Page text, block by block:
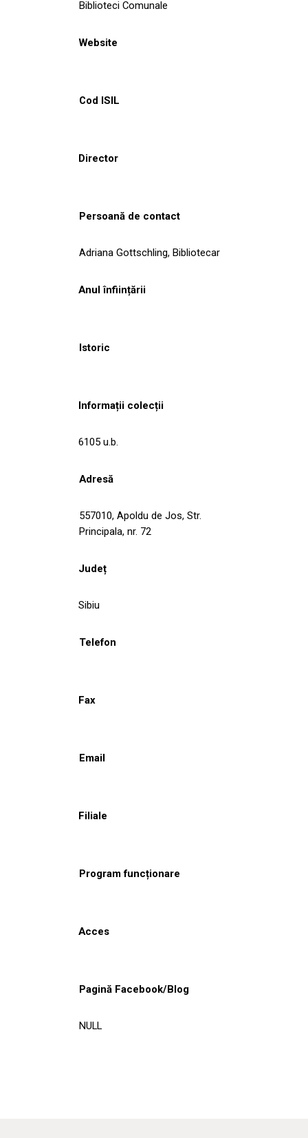
Biblioteci Comunale
Website
Cod ISIL
Director
Persoană de contact
Adriana Gottschling, Bibliotecar
Anul înființării
Istoric
Informații colecții
6105 u.b.
Adresă
557010, Apoldu de Jos, Str.
Principala, nr. 72
Județ
Sibiu
Telefon
Fax
Email
Filiale
Program funcționare
Acces
Pagină Facebook/Blog
NULL